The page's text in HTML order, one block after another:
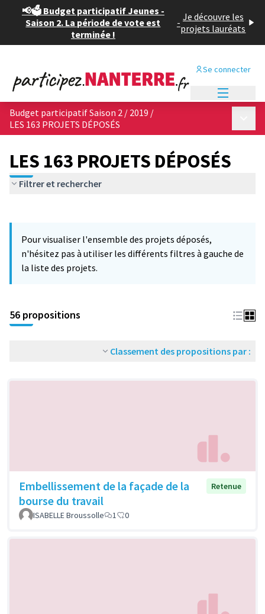
📢🗳️ Budget participatif Jeunes -
Saison 2. La période de vote est
terminée !
- Je découvre les
projets lauréats
Se connecter
Budget participatif Saison 2 / 2019 /
LES 163 PROJETS DÉPOSÉS
LES 163 PROJETS DÉPOSÉS
Filtrer et rechercher
−
Pour visualiser l'ensemble des projets déposés,
n'hésitez pas à utiliser les différents filtres à gauche de
la liste des projets.
56 propositions
Classement des propositions par :
Embellissement de la façade de la
bourse du travail
Retenue
ISABELLE Broussolle 1 0